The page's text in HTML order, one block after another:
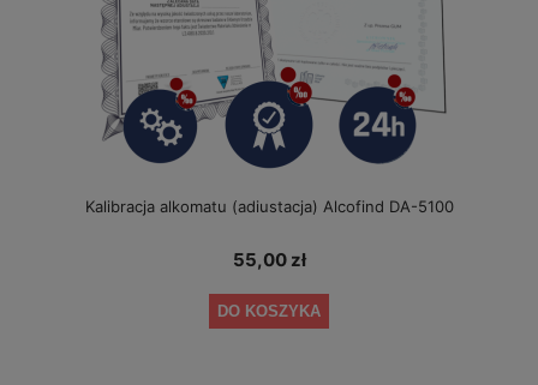
Kalibracja alkomatu (adiustacja) Alcofind DA-5100
55,00 zł
DO KOSZYKA